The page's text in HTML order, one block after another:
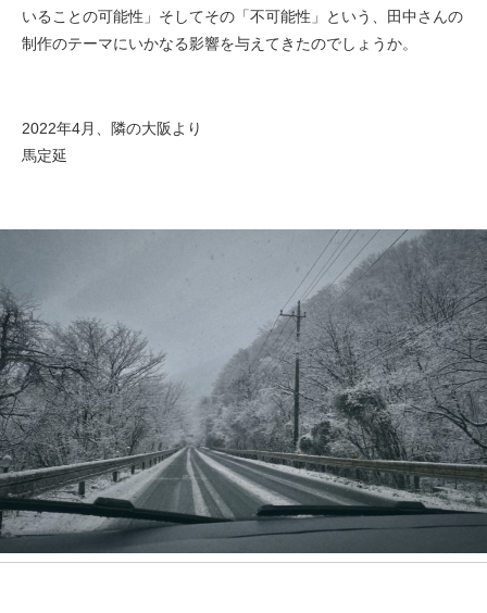
いることの可能性」そしてその「不可能性」という、田中さんの
制作のテーマにいかなる影響を与えてきたのでしょうか。
2022年4月、隣の大阪より
馬定延